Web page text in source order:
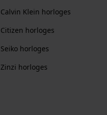
Calvin Klein horloges
Citizen horloges
Seiko horloges
Zinzi horloges